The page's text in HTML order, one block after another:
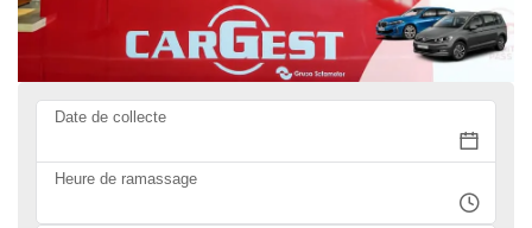
Date de collecte
Heure de ramassage